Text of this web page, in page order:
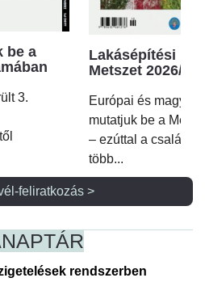
be a
3.
Lakásépítési
Metszet 2026/2.
Európai és magyar
mutatjuk be a
– ezúttal a családi
több...
feliratkozás >
NAPTÁR
rendszerben